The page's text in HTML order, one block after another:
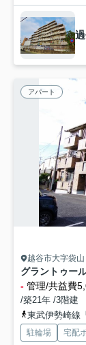
アパート
越谷市大字袋山
グラントゥー
- 管理/共益費
/築21年 /3階建
東武伊勢崎線
駐輪場 宅配